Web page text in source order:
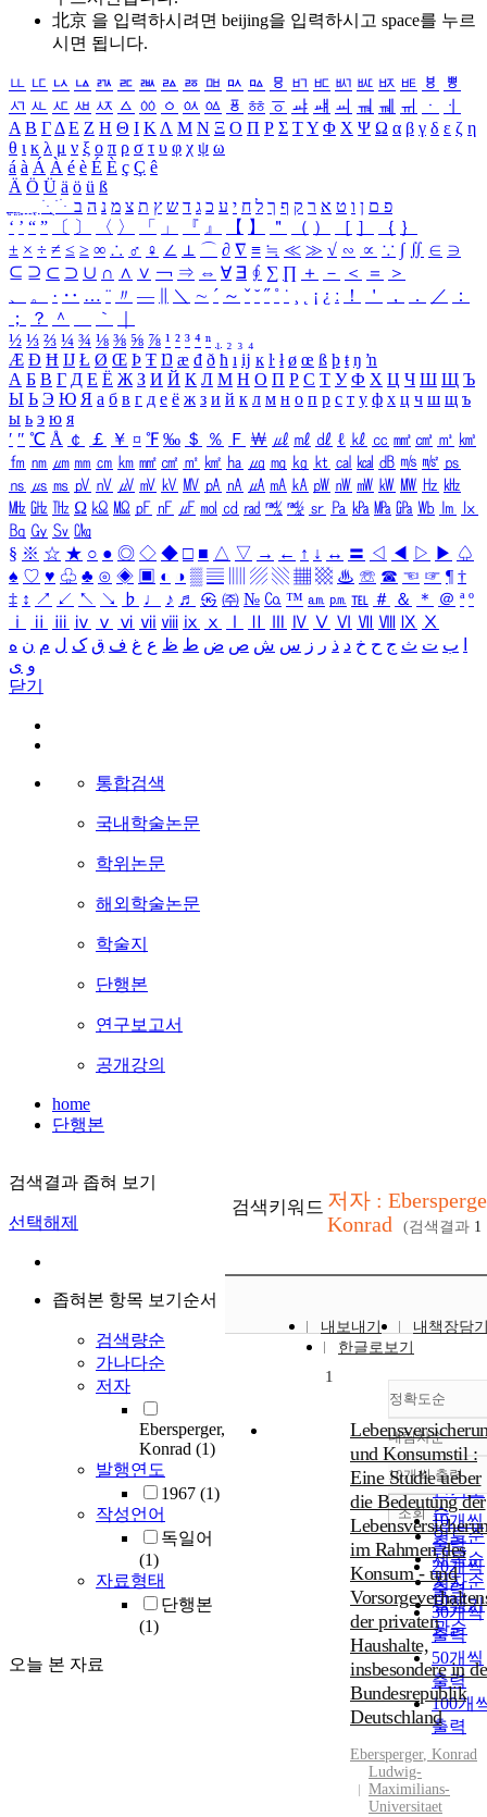
北京 을 입력하시려면 beijing을 입력하시고 space를 누르
시면 됩니다.
ㅥ ㅦ ㅧ ㅨ ㅩ ㅪ ㅫ ㅬ ㅭ ㅮ ㅯ ㅰ ㅱ ㅲ ㅳ ㅴ ㅵ ㅶ ㅷ ㅸ
ㅹ
ㅺ ㅻ ㅼ ㅽ ㅾ ㅿ ㆀ ㆁ ㆂ ㆃ ㆄ ㆅ ㆆ ㆇ ㆈ ㆉ ㆊ ㆋ ㆌ ㆍ
ㆎ
Α Β ΓΔ Ε Ζ Η Θ Ι ΚΛ Μ Ν Ξ Ο Π Ρ Σ ΤΥ Φ Χ Ψ Ω α β γ δ ε ζ η
θ ι κ λ μ ν ξ ο π ρ σ τ υ φ χ ψ ω
á à Á À é è É È ç Ç ê
Ä Ö Ü ä ö ü ß
ִֶֹ ֻּ ׁׂ פ ם ן ו ט א ר ק ף ך ל ח י ע כ ג ד ש ץ ת צ מ נ ה ב
‘ ’ “ ” 〔 〕 〈 〉 「 」 『 』 【 】 ＂ （ ） ［ ］ ｛ ｝
± × ÷ ≠ ≤ ≥ ∞ ∴ ♂ ♀ ∠ ⊥ ⌒ ∂ ∇ ≡ ≒ ≪ ≫ √ ∽ ∝ ∵ ∫ ∬ ∈ ∋
⊆ ⊇ ⊂ ⊃ ∪ ∩ ∧ ∨ ￢ ⇒ ⇔ ∀ ∃ ∮ ∑ ∏ ＋ － ＜ ＝
＞
、
。 · ‥ … ¨ 〃 ― ＼ ∼ ´ ～ ˇ ˘ ˝ ˚ ˙ ¸ ¡ ¿ ː ！ ＇ ， ． ／
：
；
？ ＾ ｀
½ ⅓ ⅔ ¼ ¾ ⅛ ⅜ ⅝ ⅞ ¹ ² ³ ⁴ ⁿ ₁ ₂ ₃ ₄
Æ Ð Ħ Ĳ Ł Ø Œ Þ Ŧ Ŋ æ đ ð ħ ı ĳ ĸ ŀ ł ø œ ß þ ŧ ŋ ŉ
А Б В Г Д Е Ё Ж З И Й К Л М Н О П Р С Т У Ф Х Ц Ч Ш Щ Ъ
Ы Ь Э Ю Я а б в г д е ё ж з и й к л м н о п р с т у ф х ц ч ш щ ъ
ы ь э ю я
′ ″ ℃ Å ￠ ￡ ￥ ¤ ℉ ‰ ＄ ％ Ｆ ￦ ㎕ ㎖ ㎗ ℓ ㎘ ㏄ ㎣ ㎤ ㎥ ㎦
㎙ ㎚ ㎛ ㎜ ㎝ ㎞ ㎟ ㎠ ㎡ ㎢ ㏊ ㎍ ㎎ ㎏ ㏏ ㎈ ㎉ ㏈ ㎧ ㎨ ㎰
㎱ ㎲ ㎳ ㎴ ㎵ ㎶ ㎷ ㎸ ㎹ ㎀ ㎁ ㎂ ㎃ ㎄ ㎺ ㎻ ㎽ ㎾ ㎿ ㎐ ㎑
㎒ ㎓ ㎔ Ω ㏀ ㏁ ㎊ ㎋ ㎌ ㏖ ㏅ ㎭ ㎮ ㎯ ㏛ ㎩ ㎪ ㎫ ㎬ ㏝ ㏐
㏓
㏃ ㏉ ㏜ ㏆
§ ※ ☆ ★ ○ ● ◎ ◇ ◆ □ ■ △ ▽ → ← ↑ ↓ ↔ 〓 ◁ ◀ ▷ ▶ ♤
♠ ♡ ♥ ♧ ♣ ⊙ ◈ ▣ ◐ ◑ ▒ ▤ ▨ ▧ ▦ ▩ ♨ ☏ ☎ ☜ ☞ ¶ †
‡ ↕ ↗ ↙ ↖ ↘ ♭ ♩ ♪ ♬ ㉿ ㈜ № ㏇ ™ ㏂ ㏘ ℡ ＃ ＆ ＊ ＠ ª º
ⅰ
ⅱ ⅲ ⅳ ⅴ ⅵ ⅶ ⅷ ⅸ ⅹ Ⅳ Ⅴ Ⅵ Ⅶ Ⅷ Ⅸ Ⅹ
ب ت ث ج ح خ د ذ ر ز س ش ص ض ط ظ ع غ ف ق ک ل م ن ه
و ی
닫기
통합검색
국내학술논문
학위논문
해외학술논문
학술지
단행본
연구보고서
공개강의
home
단행본
검색결과 좁혀 보기
선택해제
좁혀본 항목 보기순서
검색량순
가나다순
저자
Ebersperger,
Konrad (1)
발행연도
1967 (1)
작성언어
독일어
(1)
자료형태
단행본
(1)
오늘 본 자료
검색키워드 저자 :
Konrad
(검색결과 1
내보내기
내책장담
한글로보기
정확도순
정확도
순
인기도
순
연도순
제목순
저자순
발행기
관순
내림차순
내림차
10개씩 출력
10개씩
출력
20개씩
출력
30개씩
출력
50개씩
출력
100개
출력
조회
1
und Konsumstil :
Eine Studie ueber
die Bedeutung der
im Rahmen des
Konsum - und
der privaten
Haushalte,
insbesondere in
Bundesrepublik
Deutschland
Ebersperger, Konrad
Ludwig-
Maximilians-
Universitaet